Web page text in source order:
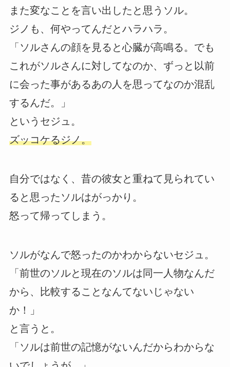
また変なことを言い出したと思うソル。
ジノも、何やってんだとハラハラ。
「ソルさんの顔を見ると心臓が高鳴る。でも
これがソルさんに対してなのか、ずっと以前
に会った事があるあの人を思ってなのか混乱
するんだ。」
というセジュ。
ズッコケるジノ。
自分ではなく、昔の彼女と重ねて見られてい
ると思ったソルはがっかり。
怒って帰ってしまう。
ソルがなんで怒ったのかわからないセジュ。
「前世のソルと現在のソルは同一人物なんだ
から、比較することなんてないじゃない
か！」
と言うと。
「ソルは前世の記憶がないんだからわからな